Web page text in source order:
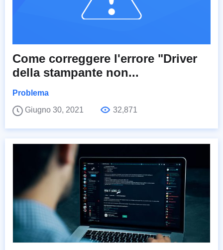
Come correggere l'errore "Driver
della stampante non...
Problema
Giugno 30, 2021
32,871